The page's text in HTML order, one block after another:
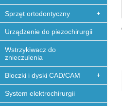
Sprzęt ortodontyczny
Urządzenie do piezochirurgii
Wstrzykiwacz do
znieczulenia
Bloczki i dyski CAD/CAM
System elektrochirurgii